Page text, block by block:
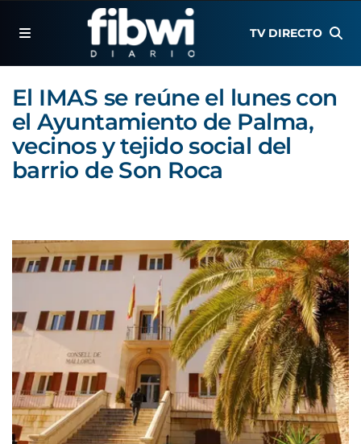
TV DIRECTO
El IMAS se reúne el lunes con
el Ayuntamiento de Palma,
vecinos y tejido social del
barrio de Son Roca